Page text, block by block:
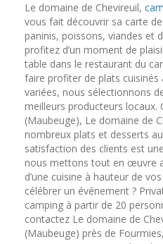
Le domaine de Chevireuil,
vous fait découvrir sa carte
paninis, poissons, viandes et
profitez d’un moment de
table dans le restaurant du
faire profiter de plats cuisinés
variées, nous sélectionnons
meilleurs producteurs locaux.
(Maubeuge), Le domaine de
nombreux plats et desserts
satisfaction des clients est
nous mettons tout en œuvre
d’une cuisine à hauteur de
célébrer un événement ?
camping à partir de 20
contactez Le domaine de
(Maubeuge) près de